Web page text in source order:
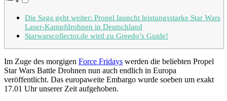
Die Saga geht weiter: Propel launcht leistungsstarke Star Wars
Laser-Kampfdrohnen in Deutschland
Starwarscollector.de wird zu Greedo’s Guide!
Im Zuge des morgigen Force Fridays werden die beliebten Propel
Star Wars Battle Drohnen nun auch endlich in Europa
veröffentlicht. Das europaweite Embargo wurde soeben um exakt
17.01 Uhr unserer Zeit aufgehoben.